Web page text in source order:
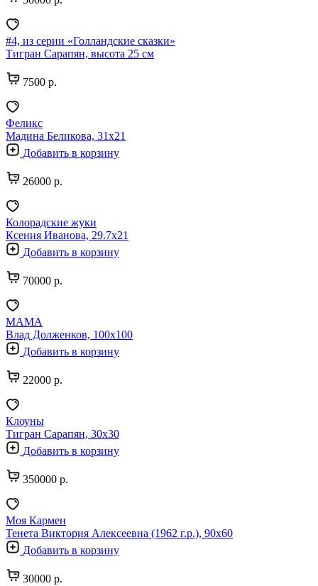
#4, из серии «Голландские сказки»
Тигран Сарапян, высота 25 см
7500 р.
Феликс
Мадина Беликова, 31х21
Добавить в корзину
26000 р.
Колорадские жуки
Ксения Иванова, 29.7х21
Добавить в корзину
70000 р.
MAMA
Влад Долженков, 100х100
Добавить в корзину
22000 р.
Клоуны
Тигран Сарапян, 30х30
Добавить в корзину
350000 р.
Моя Кармен
Тенета Виктория Алексеевна (1962 г.р.), 90х60
Добавить в корзину
30000 р.